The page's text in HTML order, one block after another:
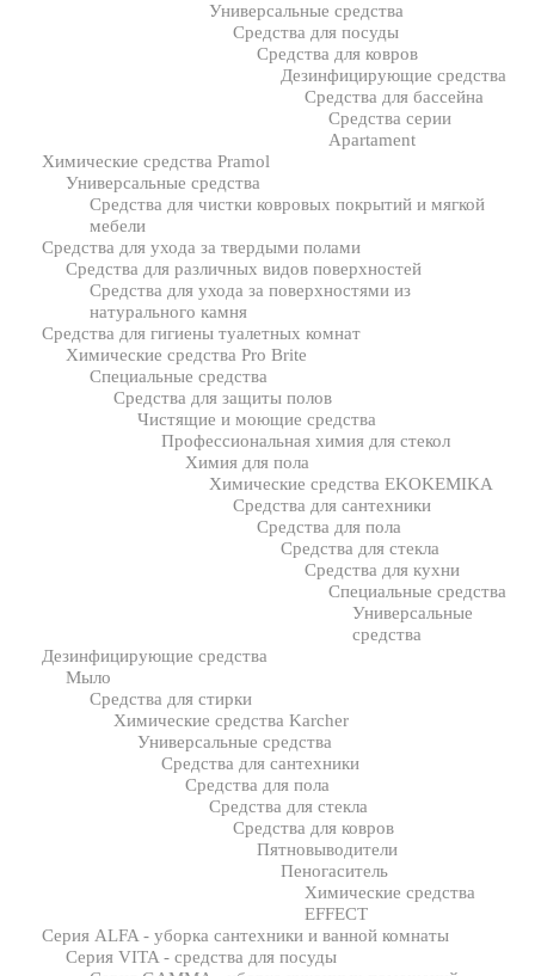
Универсальные средства
Средства для посуды
Средства для ковров
Дезинфицирующие средства
Средства для бассейна
Средства серии
Apartament
Химические средства Pramol
Универсальные средства
Средства для чистки ковровых покрытий и мягкой
мебели
Средства для ухода за твердыми полами
Средства для различных видов поверхностей
Средства для ухода за поверхностями из
натурального камня
Средства для гигиены туалетных комнат
Химические средства Pro Brite
Специальные средства
Средства для защиты полов
Чистящие и моющие средства
Профессиональная химия для стекол
Химия для пола
Химические средства EKOKEMIKA
Средства для сантехники
Средства для пола
Средства для стекла
Средства для кухни
Специальные средства
Универсальные
средства
Дезинфицирующие средства
Мыло
Средства для стирки
Химические средства Karcher
Универсальные средства
Средства для сантехники
Средства для пола
Средства для стекла
Средства для ковров
Пятновыводители
Пеногаситель
Химические средства
EFFECT
Серия ALFA - уборка сантехники и ванной комнаты
Серия VITA - средства для посуды